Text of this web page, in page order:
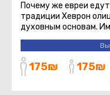
Почему же евреи
традиции Хеврон
духовным основам.
почувствовать связь
175₪ 175₪